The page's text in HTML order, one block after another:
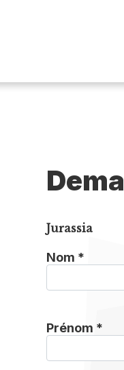
Jurassia
Nom *
Prénom *